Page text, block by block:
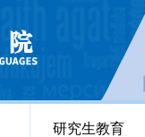
研究生教育